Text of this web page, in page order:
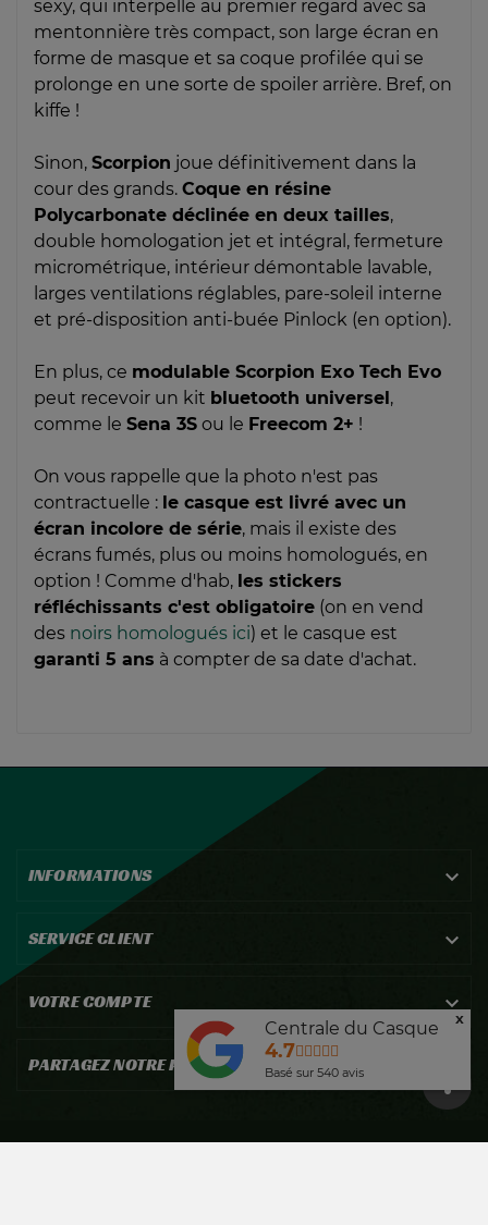
sexy, qui interpelle au premier regard avec sa
mentonnière très compact, son large écran en
forme de masque et sa coque profilée qui se
prolonge en une sorte de spoiler arrière. Bref, on
kiffe !
Sinon, Scorpion joue définitivement dans la
cour des grands. Coque en résine
Polycarbonate déclinée en deux tailles,
double homologation jet et intégral, fermeture
micrométrique, intérieur démontable lavable,
larges ventilations réglables, pare-soleil interne
et pré-disposition anti-buée Pinlock (en option).
En plus, ce modulable Scorpion Exo Tech Evo
peut recevoir un kit bluetooth universel,
comme le Sena 3S ou le Freecom 2+ !
On vous rappelle que la photo n'est pas
contractuelle : le casque est livré avec un
écran incolore de série, mais il existe des
écrans fumés, plus ou moins homologués, en
option ! Comme d'hab, les stickers
réfléchissants c'est obligatoire (on en vend
des noirs homologués ici) et le casque est
garanti 5 ans à compter de sa date d'achat.
INFORMATIONS 
SERVICE CLIENT 
VOTRE COMPTE 
PARTAGEZ NOTRE PASSION !
Centrale du Casque
4.7
Basé sur 540avis
x